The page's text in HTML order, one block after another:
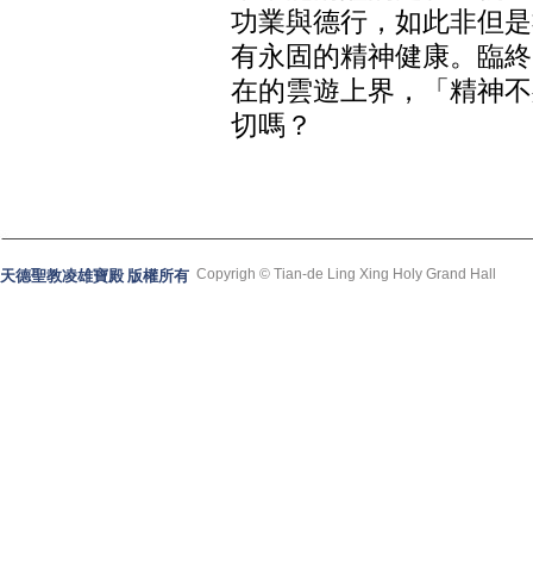
功業與德行，如此非但
有永固的精神健康。臨
在的雲遊上界，「精神
切嗎？
天德聖教凌雄寶殿 版權所有 Copyrigh © Tian-de Ling Xing Holy Grand Hall